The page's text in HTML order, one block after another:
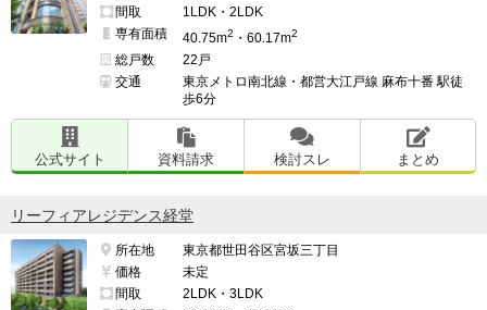
間取
1LDK・2LDK
専有面積
40.75m2 ・60.17m2
総戸数
22戸
交通
東京メトロ南北線・都営大江戸線 麻布十番 駅徒
歩6分
公式サイト 資料請求 検討スレ まとめ
リーフィアレジデンス経堂
所在地
東京都世田谷区宮坂三丁目
価格
未定
間取
2LDK・3LDK